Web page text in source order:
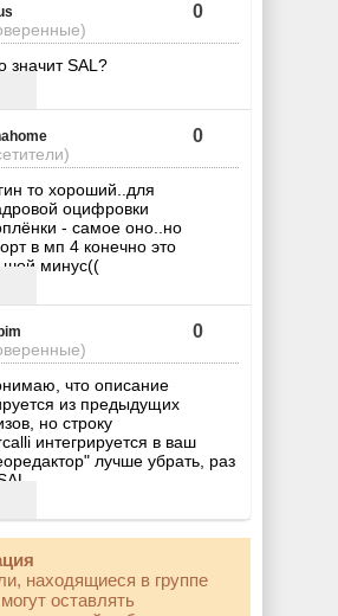
0
значит SAL?
0
то хороший..для
оцифровки
- самое оно..но
в мп 4 конечно это
минус((
0
что описание
из предыдущих
но строку
интегрируется в ваш
лучше убрать, раз
находящиеся в группе
оставлять